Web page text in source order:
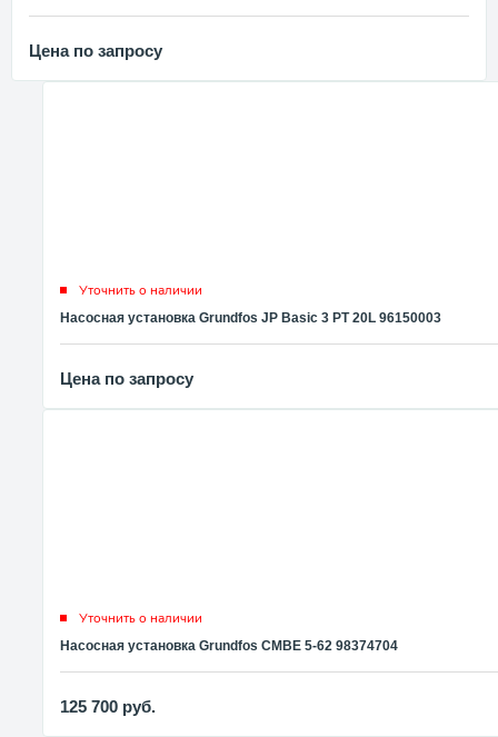
Цена по запросу
Уточнить о наличии
Насосная установка Grundfos JP Basic 3 PT 20L 96150003
Цена по запросу
Уточнить о наличии
Насосная установка Grundfos CMBE 5-62 98374704
125 700 руб.